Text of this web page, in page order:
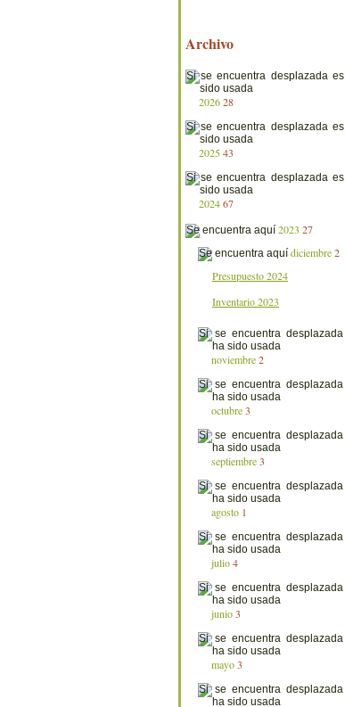
Archivo
202628
202543
202467
2023 27
diciembre 2
Presupuesto 2024
Inventario 2023
noviembre 2
octubre 3
septiembre 3
agosto 1
julio 4
junio 3
mayo 3